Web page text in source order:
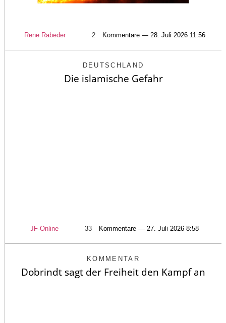
Rene Rabeder 2 Kommentare — 28. Juli 2026 11:56
DEUTSCHLAND
Die islamische Gefahr
JF-Online 33 Kommentare — 27. Juli 2026 8:58
KOMMENTAR
Dobrindt sagt der Freiheit den Kampf an